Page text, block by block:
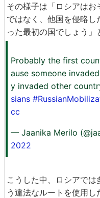
その様子は「ロシアは
ではなく、他国を侵略
った最初の国でしょう」
Probably the first
ause someone
y invaded other
sians
cc
— Jaanika Merilo
2022
こうした中、ロシアで
う違法なルートを使用